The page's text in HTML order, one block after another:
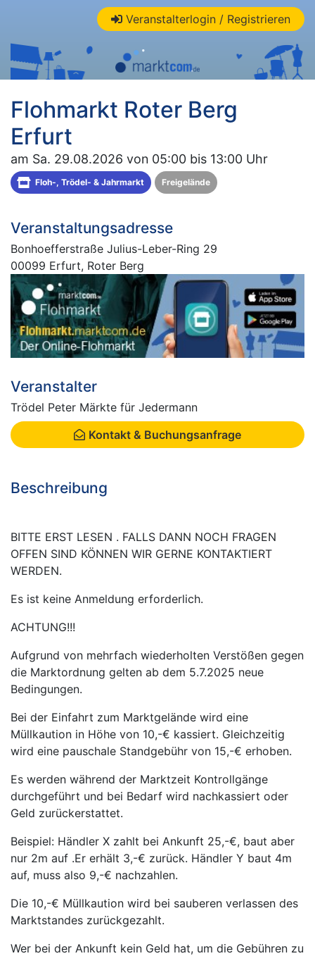
Veranstalterlogin / Registrieren
Flohmarkt Roter Berg
Erfurt
am Sa. 29.08.2026 von 05:00 bis 13:00 Uhr
Floh-, Trödel- & Jahrmarkt Freigelände
Veranstaltungsadresse
Bonhoefferstraße Julius-Leber-Ring 29
00099 Erfurt, Roter Berg
Veranstalter
Trödel Peter Märkte für Jedermann
Kontakt & Buchungsanfrage
Beschreibung
BITTE ERST LESEN . FALLS DANN NOCH FRAGEN
OFFEN SIND KÖNNEN WIR GERNE KONTAKTIERT
WERDEN.
Es ist keine Anmeldung erforderlich.
ACHTUNG!!!
Aufgrund von mehrfach wiederholten Verstößen gegen
die Marktordnung gelten ab dem 5.7.2025 neue
Bedingungen.
Bei der Einfahrt zum Marktgelände wird eine
Müllkaution in Höhe von 10,-€ kassiert. Gleichzeitig
wird eine pauschale Standgebühr von 15,-€ erhoben.
Es werden während der Marktzeit Kontrollgänge
durchgeführt und bei Bedarf wird nachkassiert oder
Geld zurückerstattet.
Beispiel: Händler X zahlt bei Ankunft 25,-€, baut aber
nur 2m auf .Er erhält 3,-€ zurück. Händler Y baut 4m
auf, muss also 9,-€ nachzahlen.
Die 10,-€ Müllkaution wird bei sauberen verlassen des
Marktstandes zurückgezahlt.
Wer bei der Ankunft kein Geld hat, um die Gebühren zu